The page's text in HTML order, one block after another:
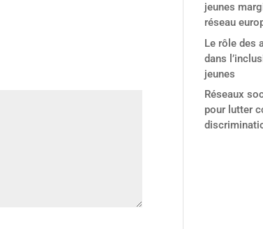
jeunes
réseau
Le rôle des
dans
jeunes
Réseaux
pour lutter